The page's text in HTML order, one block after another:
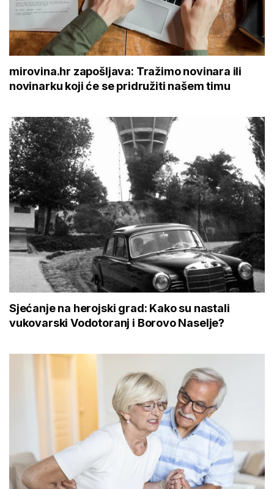
mirovina.hr zapošljava: Tražimo novinara ili
novinarku koji će se pridružiti našem timu
Sjećanje na herojski grad: Kako su nastali
vukovarski Vodotoranj i Borovo Naselje?